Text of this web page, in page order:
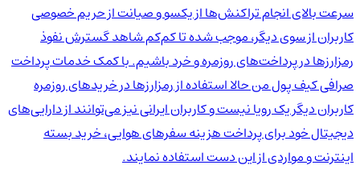
سرعت بالای انجام تراکنش‌ها از یکسو و صیانت از حریم خصوصی
کاربران از سوی دیگر، موجب شده تا کم‌کم شاهد گسترش نفوذ
رمزارزها در پرداخت‌های روزمره و خرد باشیم. با کمک خدمات پرداخت
صرافی کیف پول من حالا استفاده از رمزارزها در خریدهای روزمره
کاربران دیگر یک رویا نیست و کاربران ایرانی نیز می‌توانند از دارایی‌های
دیجیتال خود برای پرداخت هزینه سفرهای هوایی، خرید بسته
اینترنت و مواردی از این دست استفاده نمایند.